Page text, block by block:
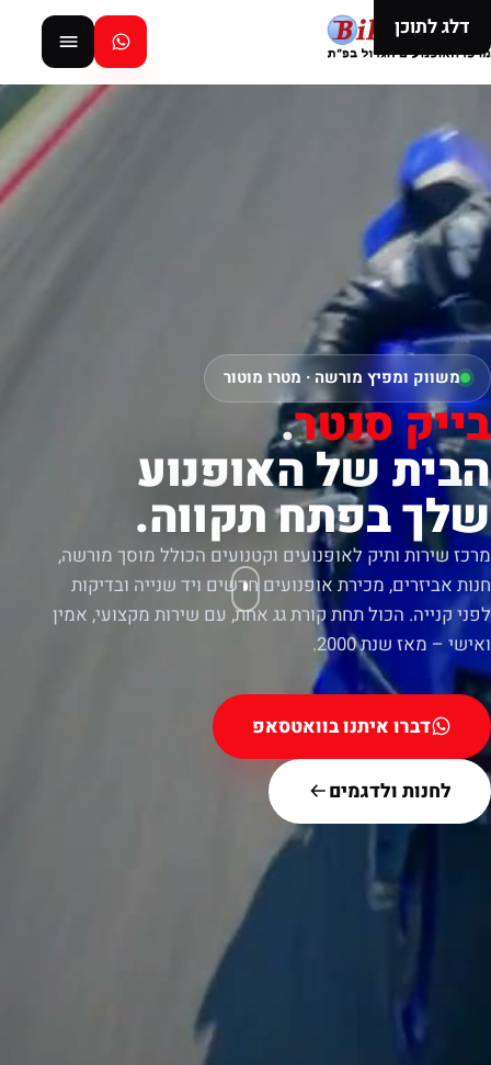
דלג לתוכן
משווק ומפיץ מורשה · מטרו מוטור
בייק סנטר.
הבית של האופנוע
שלך בפתח תקווה.
מרכז שירות ותיק לאופנועים וקטנועים הכולל מוסך מורשה,
חנות אביזרים, מכירת אופנועים חדשים ויד שנייה ובדיקות
לפני קנייה. הכול תחת קורת גג אחת, עם שירות מקצועי, אמין
ואישי – מאז שנת 2000.
דברו איתנו בוואטסאפ
לחנות ולדגמים